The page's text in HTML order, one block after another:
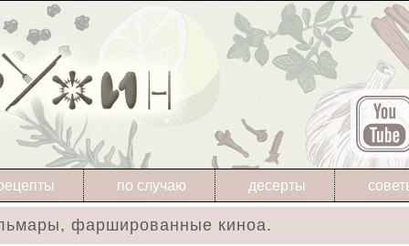
десерты
по случаю
фаршированные киноа.